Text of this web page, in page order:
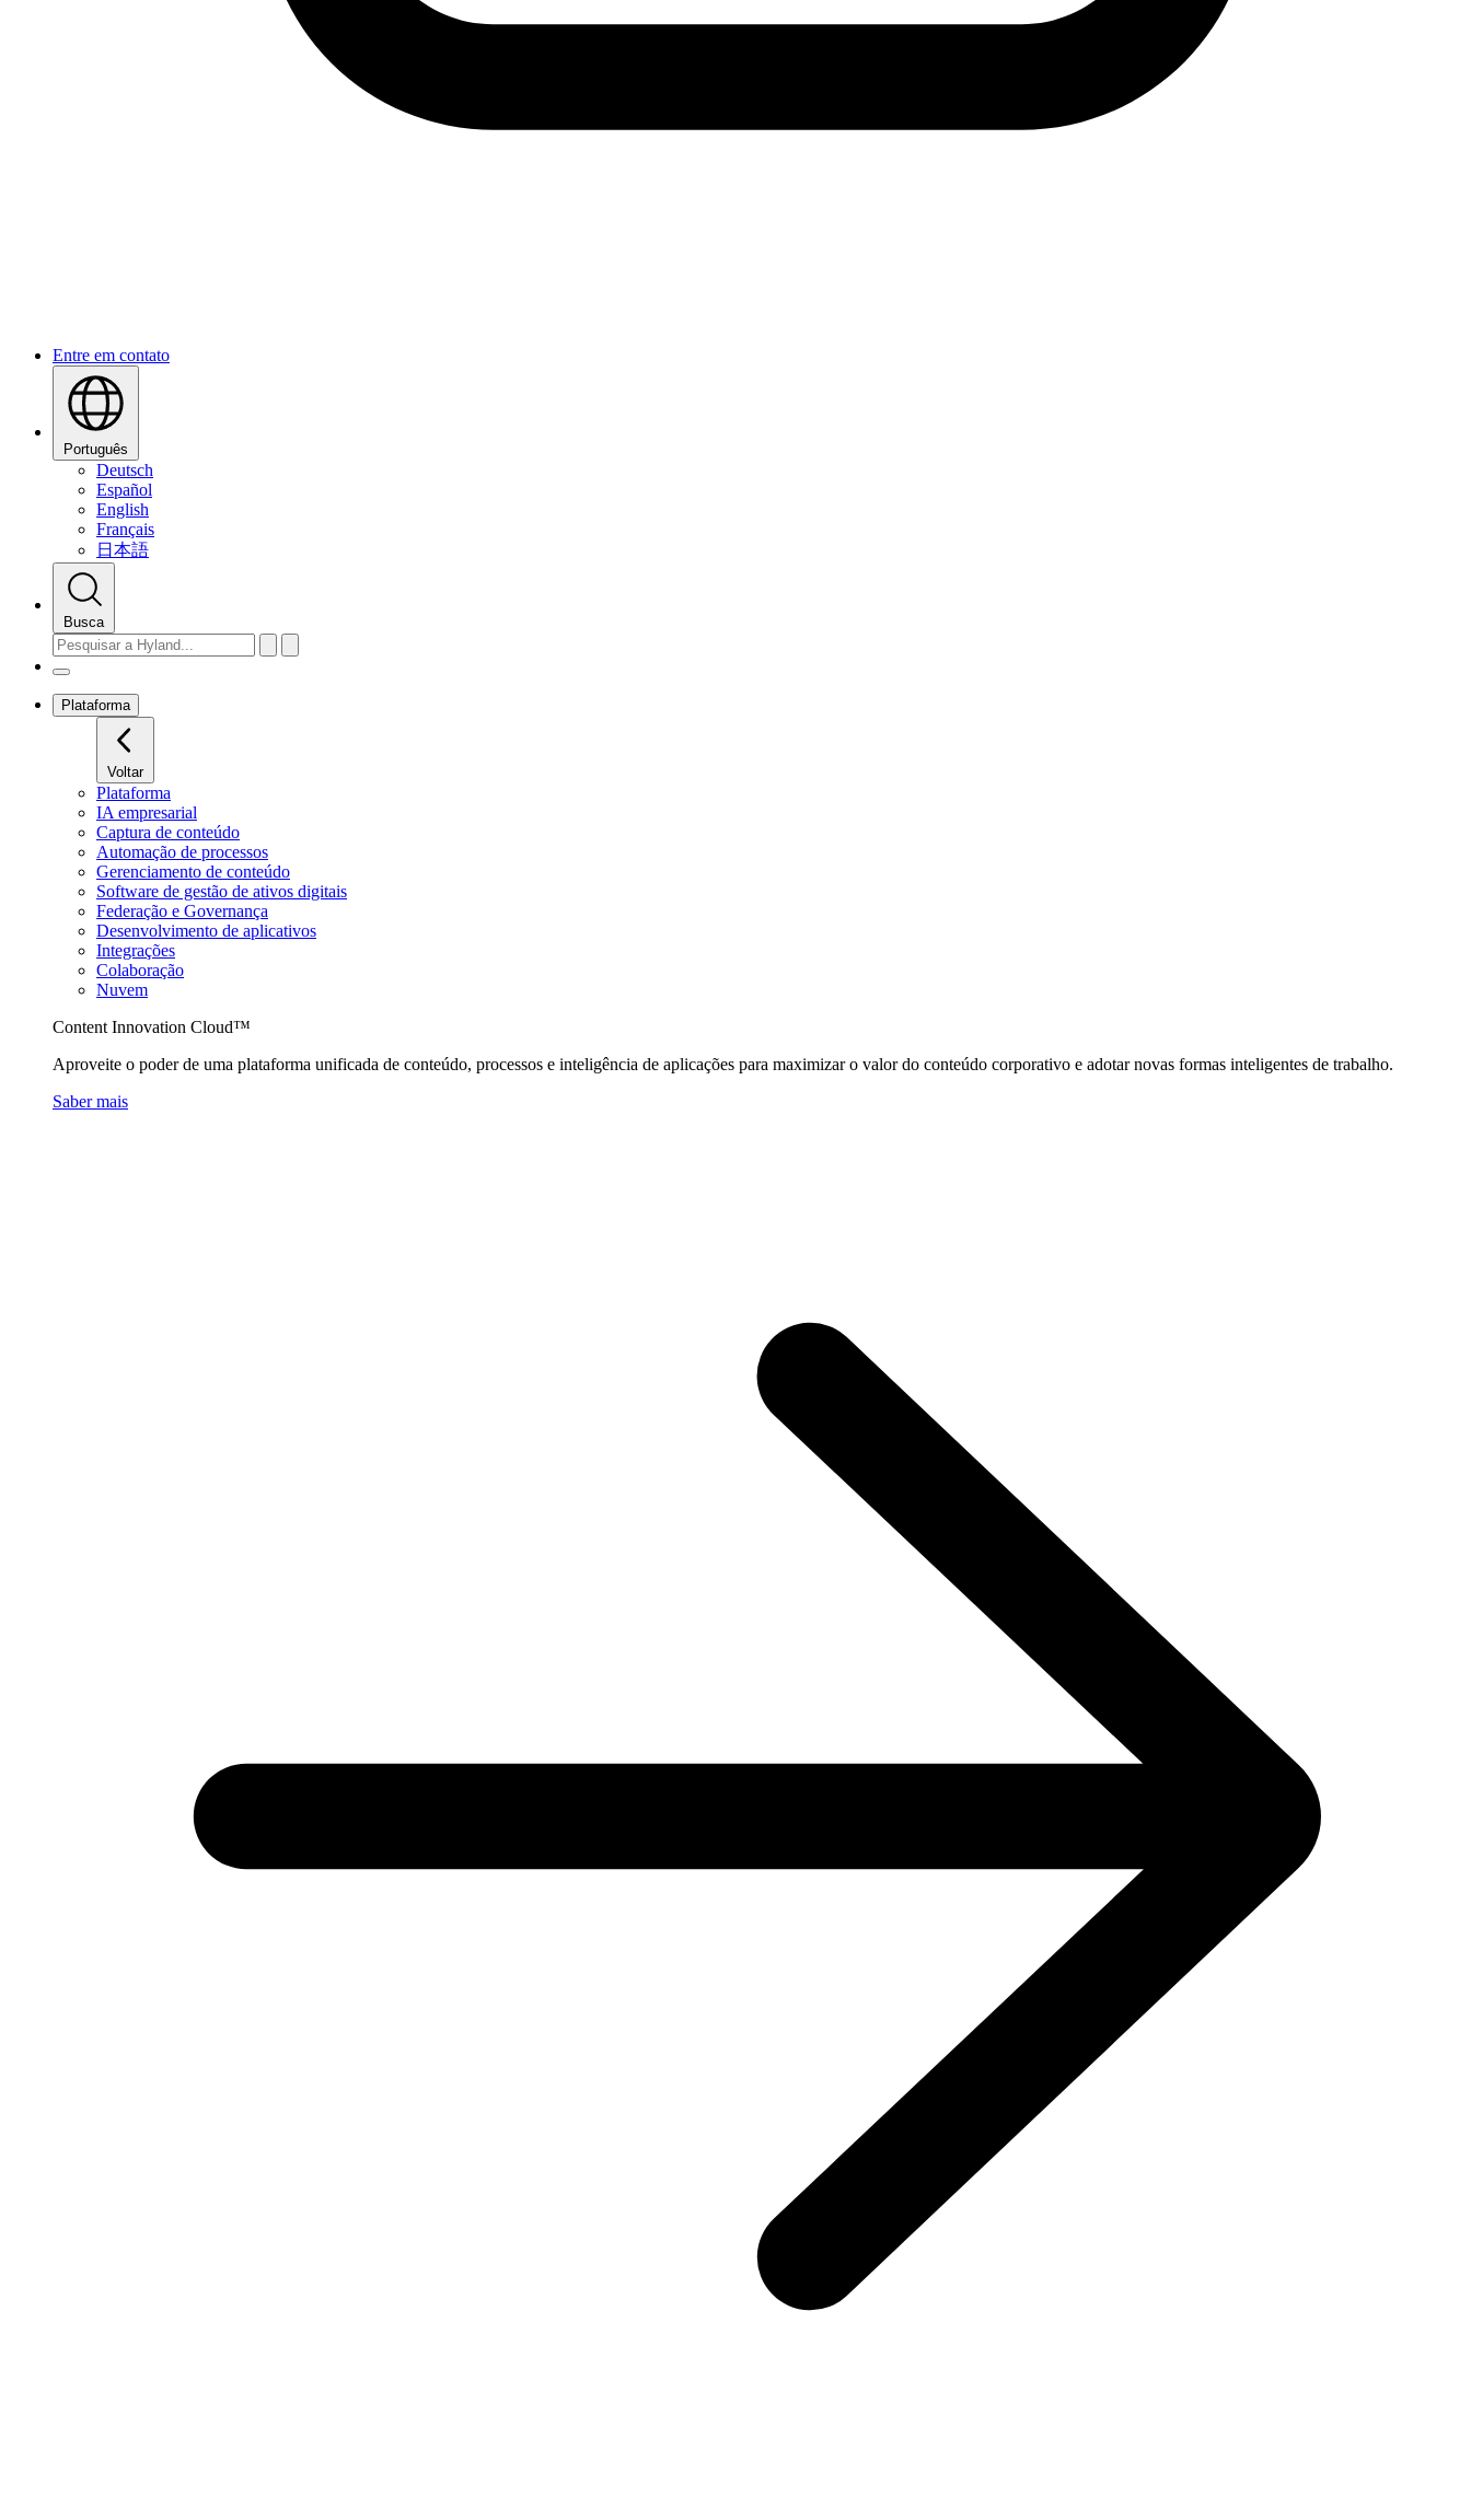
Entre em contato
Português
Deutsch
Español
English
Français
日本語
Busca
Plataforma
Voltar
Plataforma
IA empresarial
Captura de conteúdo
Automação de processos
Gerenciamento de conteúdo
Software de gestão de ativos digitais
Federação e Governança
Desenvolvimento de aplicativos
Integrações
Colaboração
Nuvem
Content Innovation Cloud™
Aproveite o poder de uma plataforma unificada de conteúdo, processos e inteligência de aplicações para maximizar o valor do conteúdo corporativo e adotar novas formas inteligentes de trabalho.
Saber mais